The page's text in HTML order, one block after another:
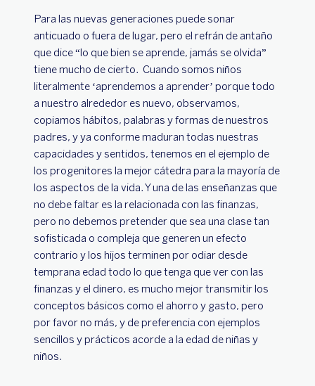
Para las nuevas generaciones puede sonar
anticuado o fuera de lugar, pero el refrán de antaño
que dice “lo que bien se aprende, jamás se olvida”
tiene mucho de cierto. Cuando somos niños
literalmente ‘aprendemos a aprender’ porque todo
a nuestro alrededor es nuevo, observamos,
copiamos hábitos, palabras y formas de nuestros
padres, y ya conforme maduran todas nuestras
capacidades y sentidos, tenemos en el ejemplo de
los progenitores la mejor cátedra para la mayoría de
los aspectos de la vida. Y una de las enseñanzas que
no debe faltar es la relacionada con las finanzas,
pero no debemos pretender que sea una clase tan
sofisticada o compleja que generen un efecto
contrario y los hijos terminen por odiar desde
temprana edad todo lo que tenga que ver con las
finanzas y el dinero, es mucho mejor transmitir los
conceptos básicos como el ahorro y gasto, pero
por favor no más, y de preferencia con ejemplos
sencillos y prácticos acorde a la edad de niñas y
niños.